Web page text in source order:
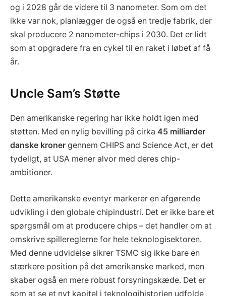
og i 2028 går de videre til 3 nanometer. Som om det
ikke var nok, planlægger de også en tredje fabrik, der
skal producere 2 nanometer-chips i 2030. Det er lidt
som at opgradere fra en cykel til en raket i løbet af få
år.
Uncle Sam’s Støtte
Den amerikanske regering har ikke holdt igen med
støtten. Med en nylig bevilling på cirka 45 milliarder
danske kroner gennem CHIPS and Science Act, er det
tydeligt, at USA mener alvor med deres chip-
ambitioner.
Dette amerikanske eventyr markerer en afgørende
udvikling i den globale chipindustri. Det er ikke bare et
spørgsmål om at producere chips – det handler om at
omskrive spillereglerne for hele teknologisektoren.
Med denne udvidelse sikrer TSMC sig ikke bare en
stærkere position på det amerikanske marked, men
skaber også en mere robust forsyningskæde. Det er
som at se et nyt kapitel i teknologihistorien udfolde